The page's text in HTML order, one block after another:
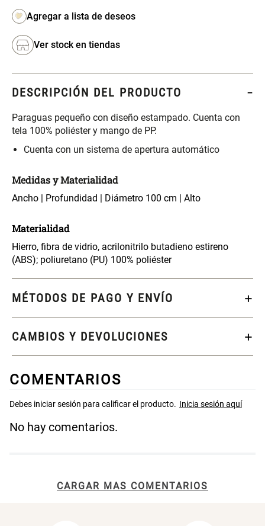
Ver stock en tiendas
DESCRIPCIÓN DEL PRODUCTO
Paraguas pequeño con diseño estampado. Cuenta con
tela 100% poliéster y mango de PP.
Cuenta con un sistema de apertura automático
Medidas y Materialidad
Ancho | Profundidad | Diámetro 100 cm | Alto
Materialidad
Hierro, fibra de vidrio, acrilonitrilo butadieno estireno
(ABS); poliuretano (PU) 100% poliéster
MÉTODOS DE PAGO Y ENVÍO
CAMBIOS Y DEVOLUCIONES
COMENTARIOS
No hay comentarios.
CARGAR MAS COMENTARIOS